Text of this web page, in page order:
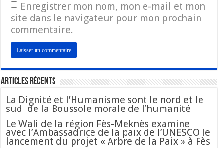
Enregistrer mon nom, mon e-mail et mon
site dans le navigateur pour mon prochain
commentaire.
Articles Récents
La Dignité et l’Humanisme sont le nord et le
sud de la Boussole morale de l’humanité
Le Wali de la région Fès-Meknès examine
avec l’Ambassadrice de la paix de l’UNESCO le
lancement du projet « Arbre de la Paix » à Fès